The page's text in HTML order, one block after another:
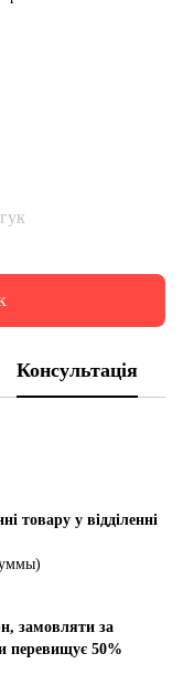
Консультація
товару у відділенні
замовляти за
перевищує 50%